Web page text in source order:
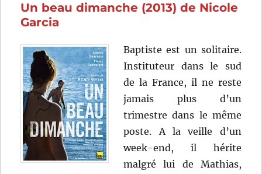
Un beau dimanche (2013) de Nicole
Garcia
Baptiste est un solitaire.
Instituteur dans le sud
de la France, il ne reste
jamais plus d’un
trimestre dans le même
poste. A la veille d’un
week-end, il hérite
malgré lui de Mathias,